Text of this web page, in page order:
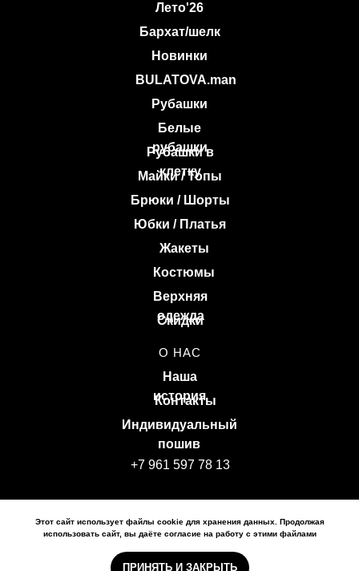
© 2026 BULATOVA, Все права защищены
О НАС
BULATOVA.man
Лето'26
Бархат/шелк
Белые
рубашки
Рубашки
Жакеты
Юбки / Платья
Скидки
Верхняя
одежда
Костюмы
Наша
история
Брюки / Шорты
Политика обработки персональных данных
+7 961 597 78 13
Индивидуальный
пошив
Контакты
Новинки
Рубашки в
клетку
Майки / Топы
Этот сайт использует файлы cookie для хранения данных. Продолжая
использовать сайт, вы даёте согласие на работу с этими файлами
ПРИНЯТЬ И ЗАКРЫТЬ